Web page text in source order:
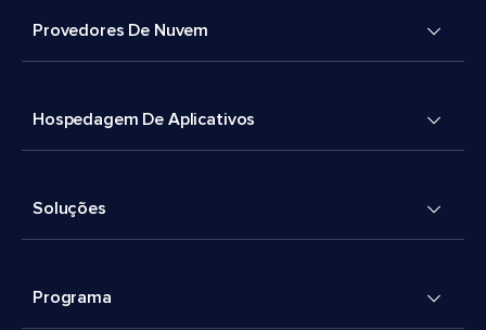
Provedores De Nuvem
Hospedagem De Aplicativos
Soluções
Programa